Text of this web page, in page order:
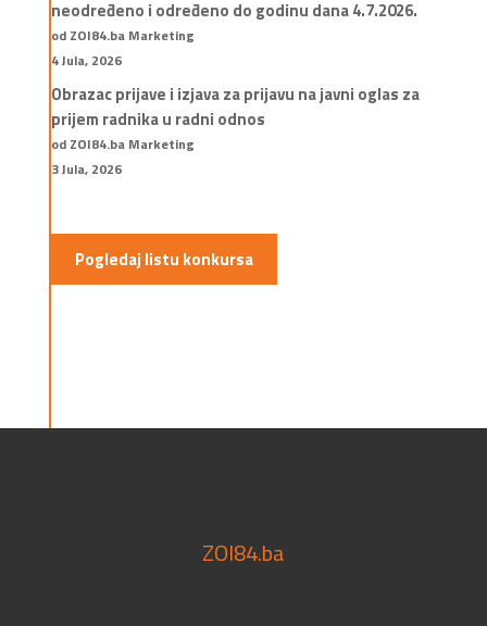
neodređeno i određeno do godinu dana 4.7.2026.
od ZOI84.ba Marketing
4 Jula, 2026
Obrazac prijave i izjava za prijavu na javni oglas za
prijem radnika u radni odnos
od ZOI84.ba Marketing
3 Jula, 2026
Pogledaj listu konkursa
ZOI84.ba